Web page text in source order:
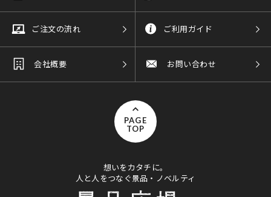
ご注文の流れ ご利用ガイド
会社概要 お問い合わせ
PAGE
TOP
想いをカタチに。
人と人をつなぐ景品・ノベルティ